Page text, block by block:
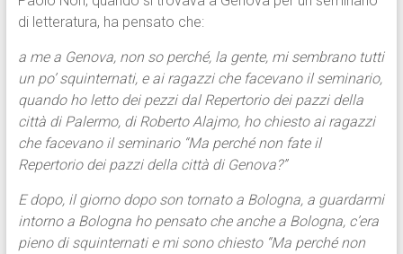
di letteratura, ha pensato che:
a me a Genova, non so perché, la gente, mi sembrano tutti
un po’ squinternati, e ai ragazzi che facevano il seminario,
quando ho letto dei pezzi dal Repertorio dei pazzi della
città di Palermo, di Roberto Alajmo, ho chiesto ai ragazzi
che facevano il seminario “Ma perché non fate il
Repertorio dei pazzi della città di Genova?”
E dopo, il giorno dopo son tornato a Bologna, a guardarmi
intorno a Bologna ho pensato che anche a Bologna, c’era
pieno di squinternati e mi sono chiesto “Ma perché non